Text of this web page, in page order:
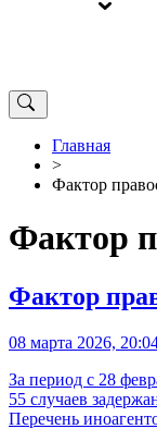
Главная
>
Фактор
Фактор
Фактор
08 марта 2026,
За период с 28
55 случаев
Перечень